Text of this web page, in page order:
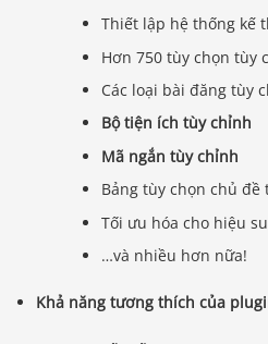
Thiết lập hệ thống kế
Hơn 750 tùy chọn tùy
Các loại bài đăng tùy
Bộ tiện ích tùy chỉnh
Mã ngắn tùy chỉnh
Bảng tùy chọn chủ đề
Tối ưu hóa cho hiệu
…và nhiều hơn nữa!
Khả năng tương thích của